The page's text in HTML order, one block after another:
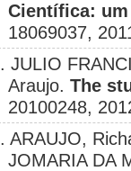
Científica:
18069037,
JULIO
Araujo.The
20100248,
ARAUJO,
JOMARIA DA